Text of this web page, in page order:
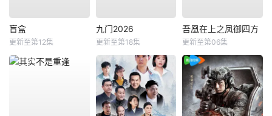
盲盒
更新至第12集
九门2026
更新至第18集
吾凰在上之凤御四方
更新至第06集